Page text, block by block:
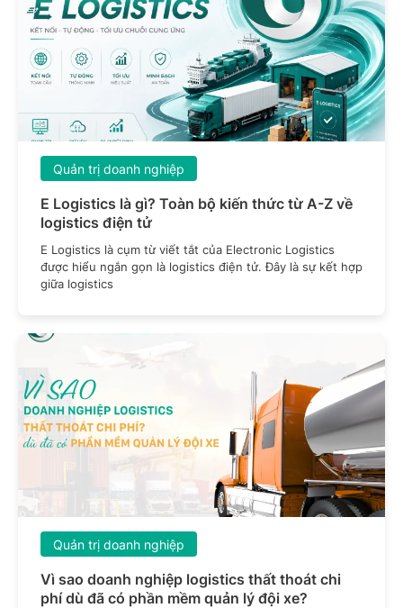
E Logistics là gì? Toàn bộ kiến thức từ A-Z về
logistics điện tử
Quản trị doanh nghiệp
E Logistics là cụm từ viết tắt của Electronic Logistics
được hiểu ngắn gọn là logistics điện tử. Đây là sự kết hợp
giữa logistics
Vì sao doanh nghiệp logistics thất thoát chi
phí dù đã có phần mềm quản lý đội xe?
Quản trị doanh nghiệp